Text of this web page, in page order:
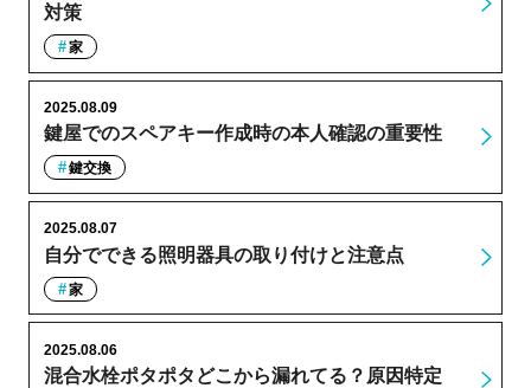
対策
家
鍵屋でのスペアキー作成時の本人確認の重要性
2025.08.09
鍵交換
自分でできる照明器具の取り付けと注意点
2025.08.07
家
混合水栓ポタポタどこから漏れてる？原因特定
2025.08.06